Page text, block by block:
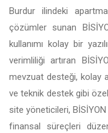
Burdur ilindeki
çözümler sunan
kullanımı kolay bir
verimliliği artıran
mevzuat desteği, kolay
ve teknik destek gibi
site yöneticileri,
finansal süreçleri